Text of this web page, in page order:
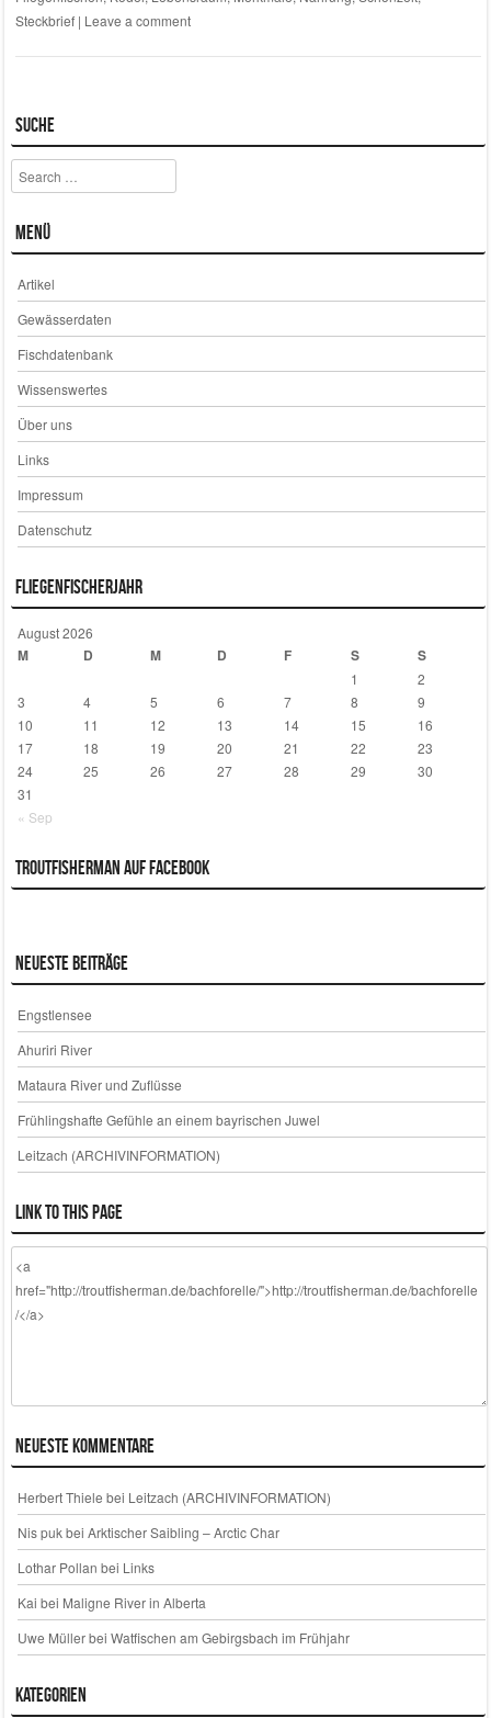
Steckbrief | Leave a comment
Suche
Search
Menü
Artikel
Gewässerdaten
Fischdatenbank
Wissenswertes
Über uns
Links
Impressum
Datenschutz
Fliegenfischerjahr
August 2026
M D M D F S S
« Sep
1
2
3
4 5 6 7 8
9
10
11 12 13 14 15
16
17
18 19 20 21 22
23
24
25 26 27 28 29
30
31
Troutfisherman auf Facebook
Neueste Beiträge
Engstlensee
Ahuriri River
Mataura River und Zuflüsse
Frühlingshafte Gefühle an einem bayrischen Juwel
Leitzach (ARCHIVINFORMATION)
Link to this page
Neueste Kommentare
Herbert Thiele bei Leitzach (ARCHIVINFORMATION)
Nis pukbei Arktischer Saibling – Arctic Char
Lothar Pollan bei Links
Kai bei Maligne River in Alberta
Uwe Müllerbei Watfischen am Gebirgsbach im Frühjahr
Kategorien